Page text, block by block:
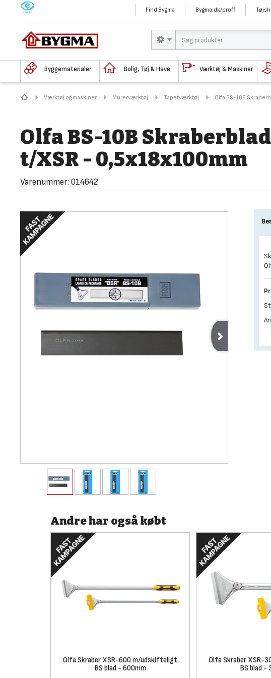
M Find Bygma Bygma.dk/proff
Byggematerialer Bolig, Tøj & Have Værktøj & Maskiner
Værktøj og maskiner Murerværktøj Tapetværktøj Olfa BS-10B
Olfa BS-10B
t/XSR - 0,5x18x100mm
Varenummer: 014642
Andre har også købt
Olfa Skraber XSR-600 m/udskifteligt
BS blad - 600mm
Olfa Skraber XSR-
BS blad -